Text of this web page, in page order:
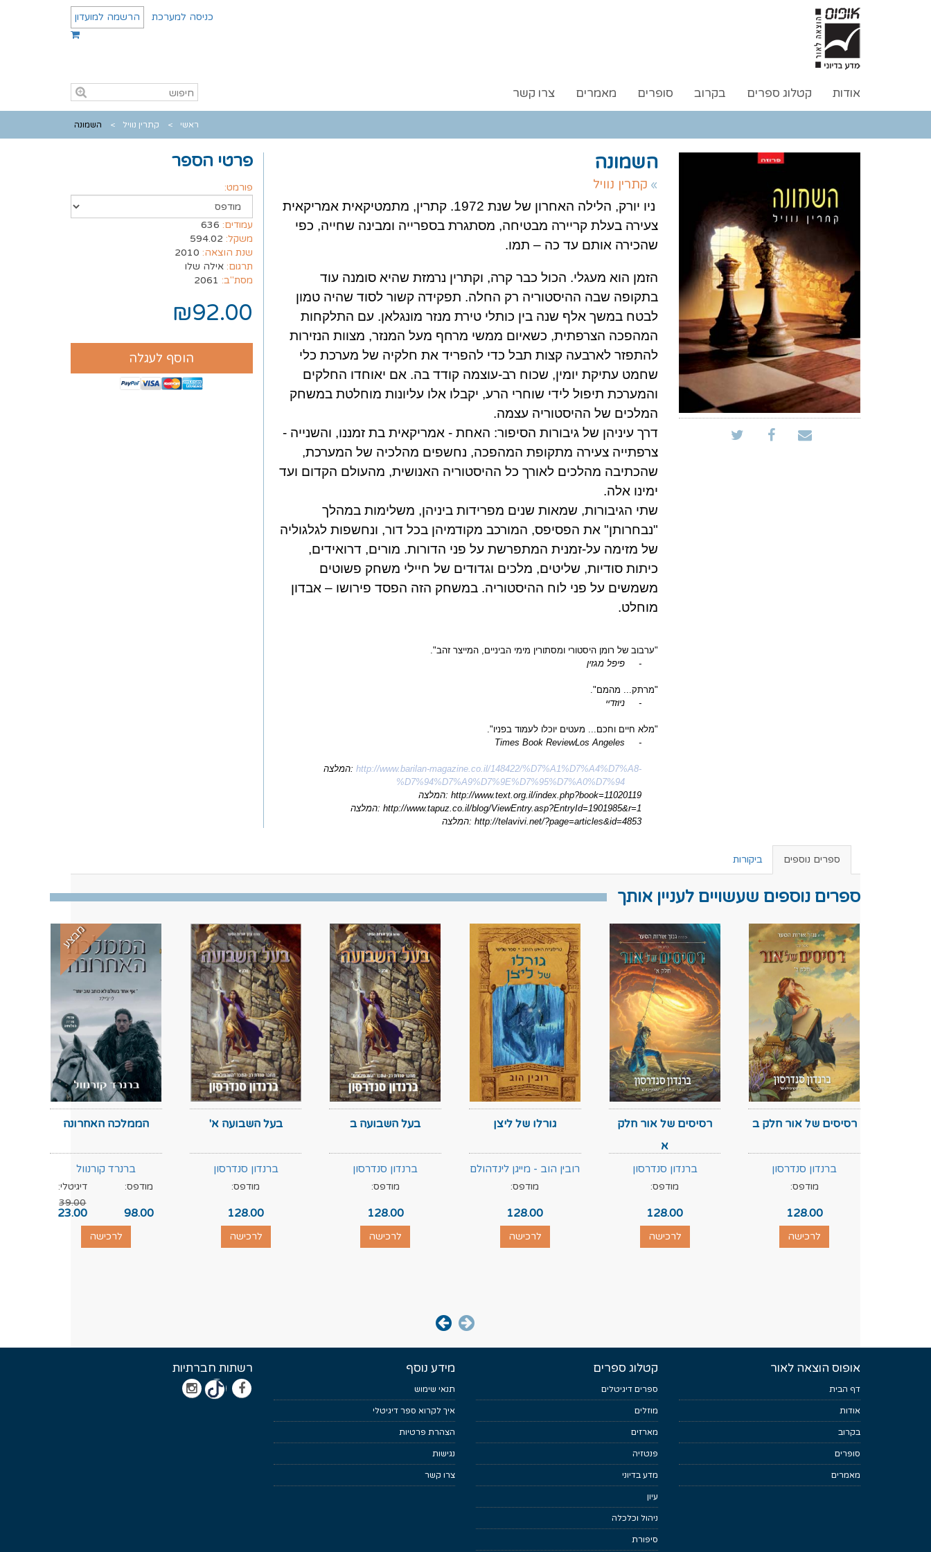
כניסה למערכת הרשמה למועדון
אודות קטלוג ספרים בקרוב סופרים מאמרים צרו קשר
ראשי קתרין נוויל השמונה
השמונה
קתרין נוויל
ניו יורק, הלילה האחרון של שנת 1972. קתרין, מתמטיקאית אמריקאית
צעירה בעלת קריירה מבטיחה, מסתגרת בספרייה ומבינה שחייה, כפי
שהכירה אותם עד כה – תמו.
הזמן הוא מעגלי. הכול כבר קרה, וקתרין נרמזת שהיא סומנה עוד
בתקופה שבה ההיסטוריה רק החלה. תפקידה קשור לסוד שהיה טמון
לבטח במשך אלף שנה בין כותלי טירת מנזר מונגלאן. עם התלקחות
המהפכה הצרפתית, כשאיום ממשי מרחף מעל המנזר, מצוות הנזירות
להתפזר לארבעה קצות תבל כדי להפריד את חלקיה של מערכת כלי
שחמט עתיקת יומין, שכוח רב-עוצמה קודד בה. אם יאוחדו החלקים
והמערכת תיפול לידי שוחרי הרע, יקבלו אלו עליונות מוחלטת במשחק
המלכים של ההיסטוריה עצמה.
דרך עיניהן של גיבורות הסיפור: האחת - אמריקאית בת זמננו, והשנייה -
צרפתייה צעירה מתקופת המהפכה, נחשפים מהלכיה של המערכת,
שהכתיבה מהלכים לאורך כל ההיסטוריה האנושית, מהעולם הקדום ועד
ימינו אלה.
שתי הגיבורות, שמאות שנים מפרידות ביניהן, משלימות במהלך
"נבחרותן" את הפסיפס, המורכב מקודמיהן בכל דור, ונחשפות לגלגוליה
של מזימה על-זמנית המתפרשת על פני הדורות. מורים, דרואידים,
כיתות סודיות, שליטים, מלכים וגדודים של חיילי משחק פשוטים
משמשים על פני לוח ההיסטוריה. במשחק הזה הפסד פירושו – אבדון
מוחלט.
"ערבוב של רומן היסטורי ומסתורין מימי הביניים, המייצר זהב".
-
פיפל מגזין
"מרתק... מהמם".
-
ניוזדיי
"מלא חיים וחכם... מעטים יוכלו לעמוד בפניו".
-
Los Angeles
Times Book Review
המלצה: http://www.barilan-magazine.co.il/148422/%D7%A1%D7%A4%D7%A8-
%D7%94%D7%A9%D7%9E%D7%95%D7%A0%D7%94
המלצה: http://www.text.org.il/index.php?book=11020119
המלצה: http://www.tapuz.co.il/blog/ViewEntry.asp?EntryId=1901985&r=1
המלצה: http://telavivi.net/?page=articles&id=4853
פרטי הספר
פורמט:
עמודים: 636
משקל: 594.02
שנת הוצאה: 2010
תרגום:אילה שלו
מסת"ב: 2061
₪92.00
הוסף לעגלה
ספרים נוספים ביקורות
ספרים נוספים שעשויים לעניין אותך
רסיסים של אור חלק ב
ברנדון סנדרסון
מודפס:
128.00
לרכישה
רסיסים של אור חלק
א
ברנדון סנדרסון
מודפס:
128.00
לרכישה
גורלו של ליצן
רובין הוב - מייגן לינדהולם
מודפס:
128.00
לרכישה
בעל השבועה ב
ברנדון סנדרסון
מודפס:
128.00
לרכישה
בעל השבועה א'
ברנדון סנדרסון
מודפס:
128.00
לרכישה
מבצע
הממלכה האחרונה
ברנרד קורנוול
מודפס:
98.00
דיגיטלי:
39.00
23.00
לרכישה
אופוס הוצאה לאור
דף הבית
אודות
בקרוב
סופרים
מאמרים
קטלוג ספרים
ספרים דיגיטלים
מוזלים
מארזים
פנטזיה
מדע בדיוני
עיון
ניהול וכלכלה
סיפורת
מידע נוסף
תנאי שימוש
איך לקרוא ספר דיגיטלי
הצהרת פרטיות
נגישות
צרו קשר
רשתות חברתיות